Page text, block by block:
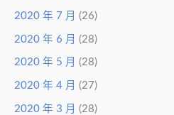
2020 年 7 月 (26)
2020 年 6 月 (28)
2020 年 5 月 (28)
2020 年 4 月 (27)
2020 年 3 月 (28)